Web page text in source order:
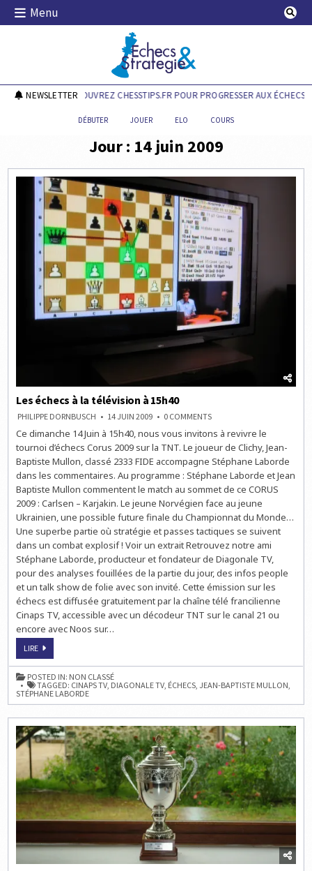
Skip
Menu
Echecs & Stratégie
NEWSLETTERDÉCOUVREZ CHESSTIPS.FR POUR PROGRESSER AUX ÉCHECS !
DÉBUTER JOUER ELO COURS
Jour : 14 juin 2009
Les échecs à la télévision à 15h40
PHILIPPE DORNBUSCH 14 JUIN 2009 0 COMMENTSON
ÉCHECS
LA
TÉLÉVISION
À
15H40
Ce dimanche 14 Juin à 15h40, nous vous invitons à revivre le
tournoi d’échecs Corus 2009 sur la TNT. Le joueur de Clichy, Jean-
Baptiste Mullon, classé 2333 FIDE accompagne Stéphane Laborde
dans les commentaires. Au programme : Stéphane Laborde et Jean
Baptiste Mullon commentent le match au sommet de ce CORUS
2009 : Carlsen – Karjakin. Le jeune Norvégien face au jeune
Ukrainien, une possible future finale du Championnat du Monde…
Une superbe partie où stratégie et passes tactiques se suivent
dans un combat explosif ! Voir un extrait Retrouvez notre ami
Stéphane Laborde, producteur et fondateur de Diagonale TV,
pour des analyses fouillées de la partie du jour, des infos people
et un talk show de folie avec son invité. Cette émission sur les
échecs est diffusée gratuitement par la chaîne télé francilienne
Cinaps TV, accessible avec un décodeur TNT sur le canal 21 ou
encore avec Noos sur…
LIRELES
À
LA
TÉLÉVISION
À
15H40
POSTED IN: NON CLASSÉ
TAGGED: CINAPS TV, DIAGONALE TV, ÉCHECS, JEAN-BAPTISTE MULLON,
STÉPHANE LABORDE